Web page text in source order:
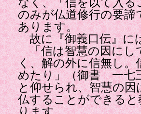
のみが仏道修行の要
あります。
故に『御義口伝』に
「信は智慧の因にし
く、解の外に信無し。
めたり」（御書 一七
と仰せられ、智慧の
仏することができる